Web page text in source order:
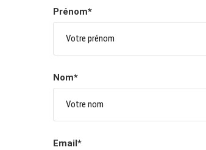
Prénom*
Nom*
Email*